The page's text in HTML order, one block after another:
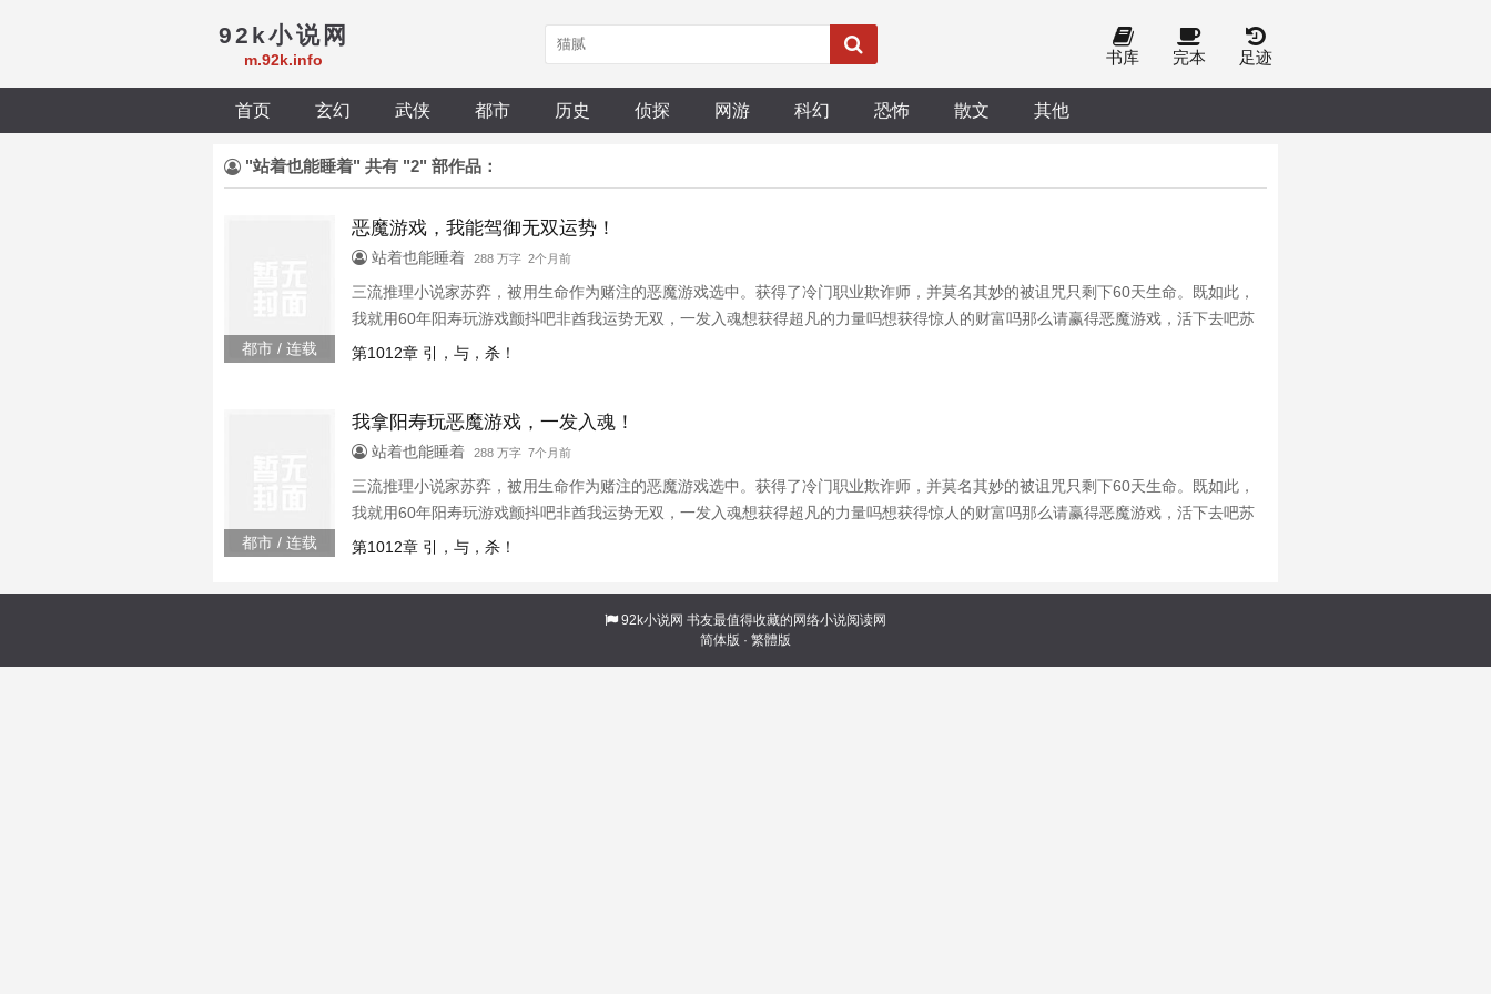
92k小说网
m.92k.info 书库 完本 足迹
首页 玄幻 武侠 都市 历史 侦探 网游 科幻 恐怖 散文 其他
"站着也能睡着" 共有 "2" 部作品：
都市 / 连载
恶魔游戏，我能驾御无双运势！
站着也能睡着 288 万字 2个月前
三流推理小说家苏弈，被用生命作为赌注的恶魔游戏选中。获得了冷门职业欺诈师，并莫名其妙的被诅咒只剩下60天生命。既如此，
我就用60年阳寿玩游戏颤抖吧非酋我运势无双，一发入魂想获得超凡的力量吗想获得惊人的财富吗那么请赢得恶魔游戏，活下去吧苏
弈，职业欺诈师，获得天赋驾御无双运势，掀起逆天气浪，势不可挡。针对某独立事件，无论可能性多低，都必然得到理想的结果。
第1012章 引，与，杀！
都市 / 连载
我拿阳寿玩恶魔游戏，一发入魂！
站着也能睡着 288 万字 7个月前
三流推理小说家苏弈，被用生命作为赌注的恶魔游戏选中。获得了冷门职业欺诈师，并莫名其妙的被诅咒只剩下60天生命。既如此，
我就用60年阳寿玩游戏颤抖吧非酋我运势无双，一发入魂想获得超凡的力量吗想获得惊人的财富吗那么请赢得恶魔游戏，活下去吧苏
弈，职业欺诈师，获得天赋驾御无双运势，掀起逆天气浪，势不可挡。针对某独立事件，无论可能性多低，都必然得到理想的结果。
第1012章 引，与，杀！
92k小说网 书友最值得收藏的网络小说阅读网
简体版 · 繁體版